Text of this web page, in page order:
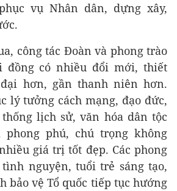
vụ Nhân dân, dựng xây,
công tác Đoàn và phong trào
có nhiều đổi mới, thiết
hơn, gần thanh niên hơn.
lý tưởng cách mạng, đạo đức,
lịch sử, văn hóa dân tộc
phú, chú trọng không
giá trị tốt đẹp. Các phong
nguyện, tuổi trẻ sáng tạo,
bảo vệ Tổ quốc tiếp tục hướng